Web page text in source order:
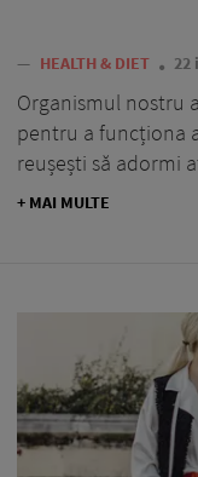
— HEALTH & DIET 22
Organismul nostru
pentru a funcționa
reușești să adormi
+ MAI MULTE